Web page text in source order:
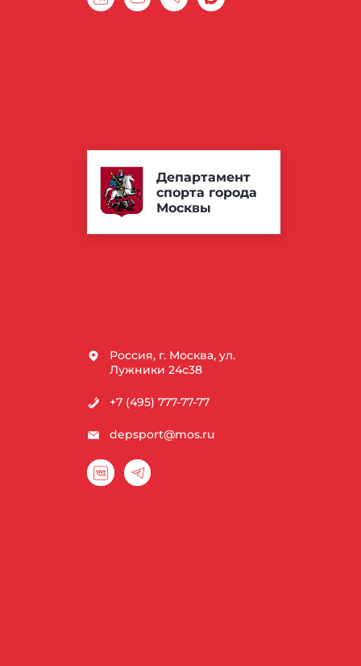
Департамент
спорта города
Москвы
Россия, г. Москва, ул.
Лужники 24с38
+7 (495) 777-77-77
depsport@mos.ru